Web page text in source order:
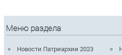
Меню раздела
Новости Патриархии 2023